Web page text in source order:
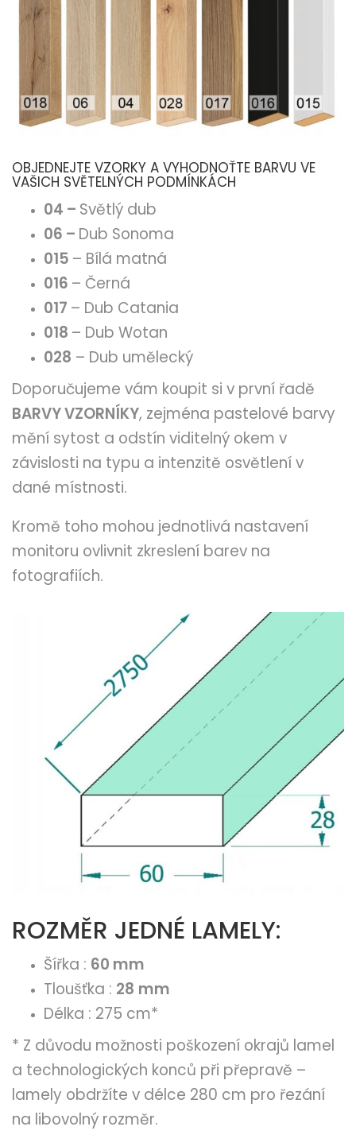
OBJEDNEJTE VZORKY A VYHODNOŤTE BARVU VE
VAŠICH SVĚTELNÝCH PODMÍNKÁCH
04 – Světlý dub
06 – Dub Sonoma
015 – Bílá matná
016 – Černá
017 – Dub Catania
018 – Dub Wotan
028 – Dub umělecký
Doporučujeme vám koupit si v první řadě
BARVY VZORNÍKY, zejména pastelové barvy
mění sytost a odstín viditelný okem v
závislosti na typu a intenzitě osvětlení v
dané místnosti.
Kromě toho mohou jednotlivá nastavení
monitoru ovlivnit zkreslení barev na
fotografiích.
ROZMĚR JEDNÉ LAMELY:
Šířka : 60 mm
Tloušťka : 28 mm
Délka : 275 cm*
* Z důvodu možnosti poškození okrajů lamel
a technologických konců při přepravě –
lamely obdržíte v délce 280 cm pro řezání
na libovolný rozměr.